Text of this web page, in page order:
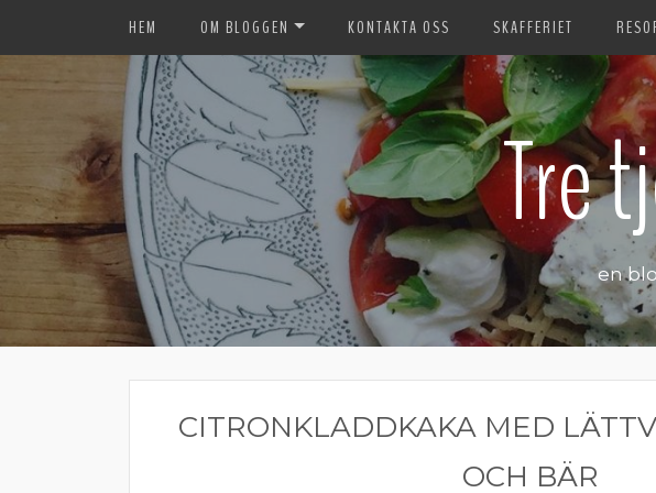
HEM OM BLOGGEN KONTAKTA OSS SKAFFERIET
Tre
en
CITRONKLADDKAKA MED
OCH BÄR